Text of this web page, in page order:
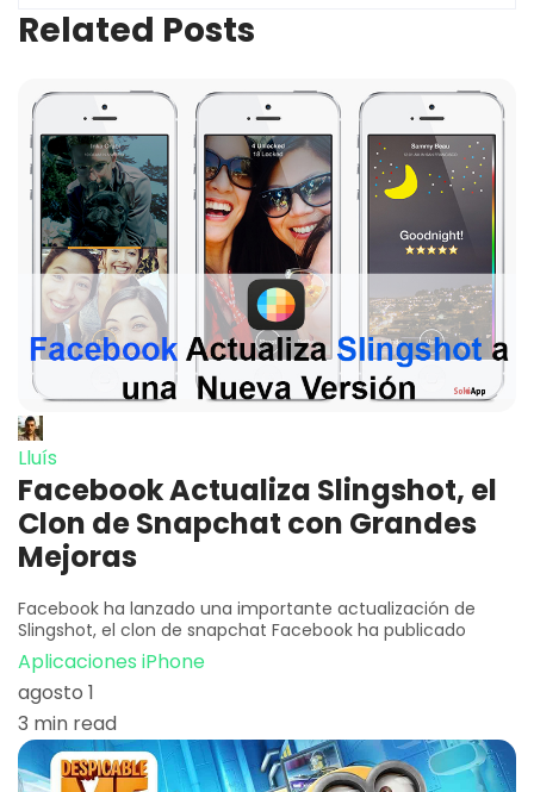
Related Posts
Lluís
Facebook Actualiza Slingshot, el
Clon de Snapchat con Grandes
Mejoras
Facebook ha lanzado una importante actualización de
Slingshot, el clon de snapchat Facebook ha publicado
Aplicaciones iPhone
agosto 1
3 min read